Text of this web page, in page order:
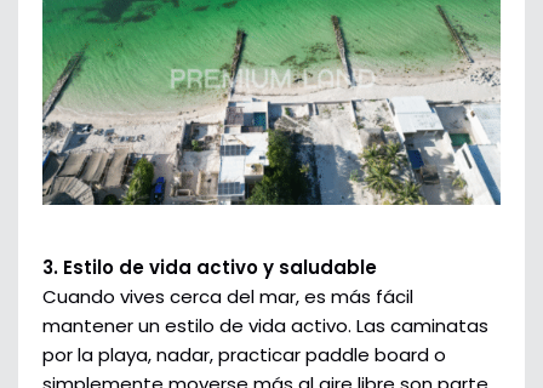
3. Estilo de vida activo y saludable
Cuando vives cerca del mar, es más fácil
mantener un estilo de vida activo. Las caminatas
por la playa, nadar, practicar paddle board o